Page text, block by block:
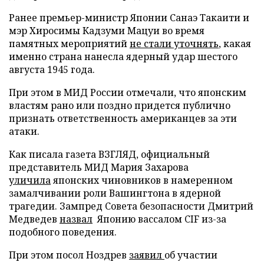
Ранее премьер-министр Японии Санаэ Такаити и
мэр Хиросимы Кадзуми Мацуи во время
памятных мероприятийне стали уточнять, какая
именно страна нанесла ядерный удар шестого
августа 1945 года.
При этом в МИД России отмечали, что японским
властям рано или поздно придется публично
признать ответственность американцев за эти
атаки.
Как писала газета ВЗГЛЯД, официальный
представитель МИД Мария Захарова
уличилаяпонских чиновников в намеренном
замалчивании роли Вашингтона в ядерной
трагедии. Зампред Совета безопасности Дмитрий
Медведев назвал Японию вассалом CIF из-за
подобного поведения.
При этом посол Ноздрев заявил об участии